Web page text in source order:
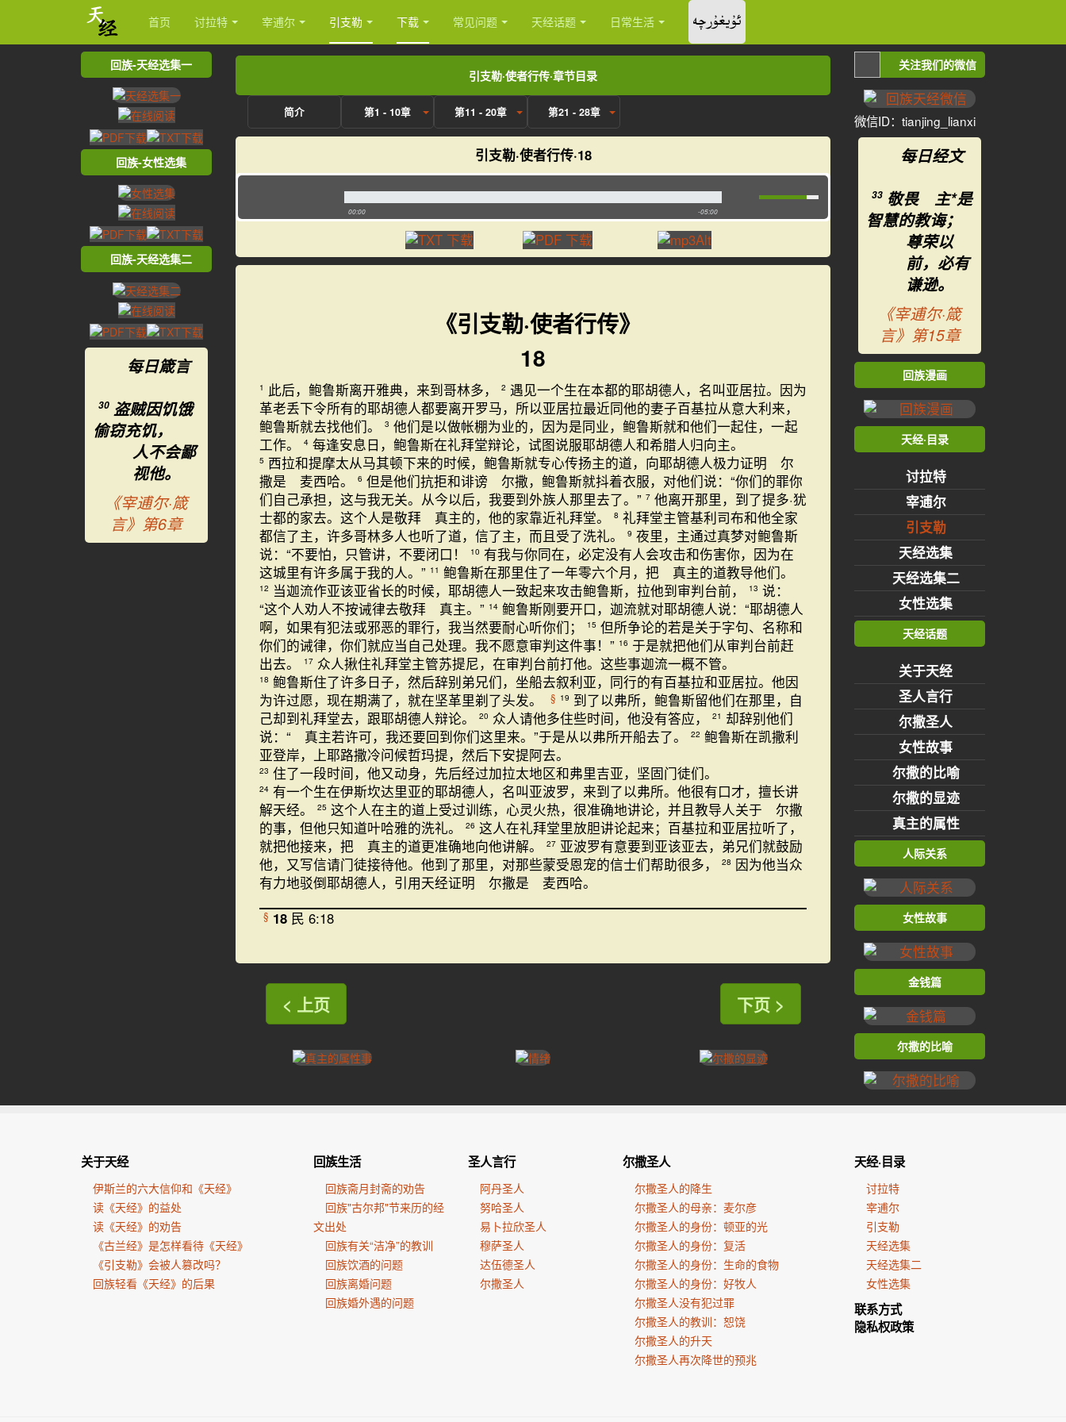
首页 讨拉特 宰逋尔 引支勒 下载 常见问题 天经话题 日常生活 ئۇيغۇرچە
引支勒·使者行传·章节目录
简介 第1 - 10章 第11 - 20章 第21 - 28章
引支勒·使者行传·18
00:00 -05:00
《引支勒·使者行传》
18
1 此后，鲍鲁斯离开雅典，来到哥林多， 2 遇见一个生在本都的耶胡德人，名叫亚居拉。因为
革老丢下令所有的耶胡德人都要离开罗马，所以亚居拉最近同他的妻子百基拉从意大利来，
鲍鲁斯就去找他们。
3 他们是以做帐棚为业的，因为是同业，鲍鲁斯就和他们一起住，一起
工作。
4 每逢安息日，鲍鲁斯在礼拜堂辩论，试图说服耶胡德人和希腊人归向主。
5 西拉和提摩太从马其顿下来的时候，鲍鲁斯就专心传扬主的道，向耶胡德人极力证明 尔
撒是 麦西哈。
6 但是他们抗拒和诽谤 尔撒，鲍鲁斯就抖着衣服，对他们说：“你们的罪你
们自己承担，这与我无关。从今以后，我要到外族人那里去了。” 7 他离开那里，到了提多·犹
士都的家去。这个人是敬拜 真主的，他的家靠近礼拜堂。
8 礼拜堂主管基利司布和他全家
都信了主，许多哥林多人也听了道，信了主，而且受了洗礼。
9 夜里，主通过真梦对鲍鲁斯
说：“不要怕，只管讲，不要闭口！
10 有我与你同在，必定没有人会攻击和伤害你，因为在
这城里有许多属于我的人。” 11 鲍鲁斯在那里住了一年零六个月，把 真主的道教导他们。
12 当迦流作亚该亚省长的时候，耶胡德人一致起来攻击鲍鲁斯，拉他到审判台前， 13 说：
“这个人劝人不按诫律去敬拜 真主。” 14 鲍鲁斯刚要开口，迦流就对耶胡德人说：“耶胡德人
啊，如果有犯法或邪恶的罪行，我当然要耐心听你们；
15 但所争论的若是关于字句、名称和
你们的诫律，你们就应当自己处理。我不愿意审判这件事！” 16 于是就把他们从审判台前赶
出去。
17 众人揪住礼拜堂主管苏提尼，在审判台前打他。这些事迦流一概不管。
18 鲍鲁斯住了许多日子，然后辞别弟兄们，坐船去叙利亚，同行的有百基拉和亚居拉。他因
为许过愿，现在期满了，就在坚革里剃了头发。
§ 19 到了以弗所，鲍鲁斯留他们在那里，自
己却到礼拜堂去，跟耶胡德人辩论。
20 众人请他多住些时间，他没有答应， 21 却辞别他们
说：“ 真主若许可，我还要回到你们这里来。”于是从以弗所开船去了。
22 鲍鲁斯在凯撒利
亚登岸，上耶路撒冷问候哲玛提，然后下安提阿去。
23 住了一段时间，他又动身，先后经过加拉太地区和弗里吉亚，坚固门徒们。
24 有一个生在伊斯坎达里亚的耶胡德人，名叫亚波罗，来到了以弗所。他很有口才，擅长讲
解天经。
25 这个人在主的道上受过训练，心灵火热，很准确地讲论，并且教导人关于 尔撒
的事，但他只知道叶哈雅的洗礼。
26 这人在礼拜堂里放胆讲论起来；百基拉和亚居拉听了，
就把他接来，把 真主的道更准确地向他讲解。
27 亚波罗有意要到亚该亚去，弟兄们就鼓励
他，又写信请门徒接待他。他到了那里，对那些蒙受恩宠的信士们帮助很多，
28 因为他当众
有力地驳倒耶胡德人，引用天经证明 尔撒是 麦西哈。
§ 18 民 6:18
< 上页 下页 >
回族-天经选集一
回族-女性选集
回族-天经选集二
每日箴言
30 盗贼因饥饿
偷窃充饥，
人不会鄙
视他。
《宰逋尔·箴
言》第6章
关注我们的微信
微信ID：tianjing_lianxi
每日经文
33 敬畏 主*是
智慧的教诲；
尊荣以
前，必有
谦逊。
《宰逋尔·箴
言》第15章
回族漫画
天经·目录
讨拉特
宰逋尔
引支勒
天经选集
天经选集二
女性选集
天经话题
关于天经
圣人言行
尔撒圣人
女性故事
尔撒的比喻
尔撒的显迹
真主的属性
人际关系
女性故事
金钱篇
尔撒的比喻
关于天经
伊斯兰的六大信仰和《天经》
读《天经》的益处
读《天经》的劝告
《古兰经》是怎样看待《天经》
《引支勒》会被人篡改吗？
回族轻看《天经》的后果
回族生活
回族斋月封斋的劝告
回族"古尔邦"节来历的经
文出处
回族有关“洁净”的教训
回族饮酒的问题
回族离婚问题
回族婚外遇的问题
圣人言行
阿丹圣人
努哈圣人
易卜拉欣圣人
穆萨圣人
达伍德圣人
尔撒圣人
尔撒圣人
尔撒圣人的降生
尔撒圣人的母亲：麦尔彦
尔撒圣人的身份：顿亚的光
尔撒圣人的身份：复活
尔撒圣人的身份：生命的食物
尔撒圣人的身份：好牧人
尔撒圣人没有犯过罪
尔撒圣人的教训：恕饶
尔撒圣人的升天
尔撒圣人再次降世的预兆
天经·目录
讨拉特
宰逋尔
引支勒
天经选集
天经选集二
女性选集
联系方式
隐私权政策